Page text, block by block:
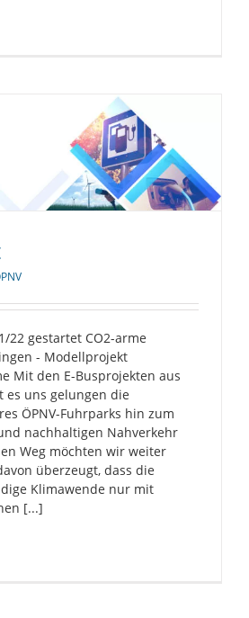
22 gestartet CO2-arme
- Modellprojekt
Mit den E-Busprojekten aus
es uns gelungen die
ÖPNV-Fuhrparks hin zum
nachhaltigen Nahverkehr
Weg möchten wir weiter
überzeugt, dass die
Klimawende nur mit
[...]